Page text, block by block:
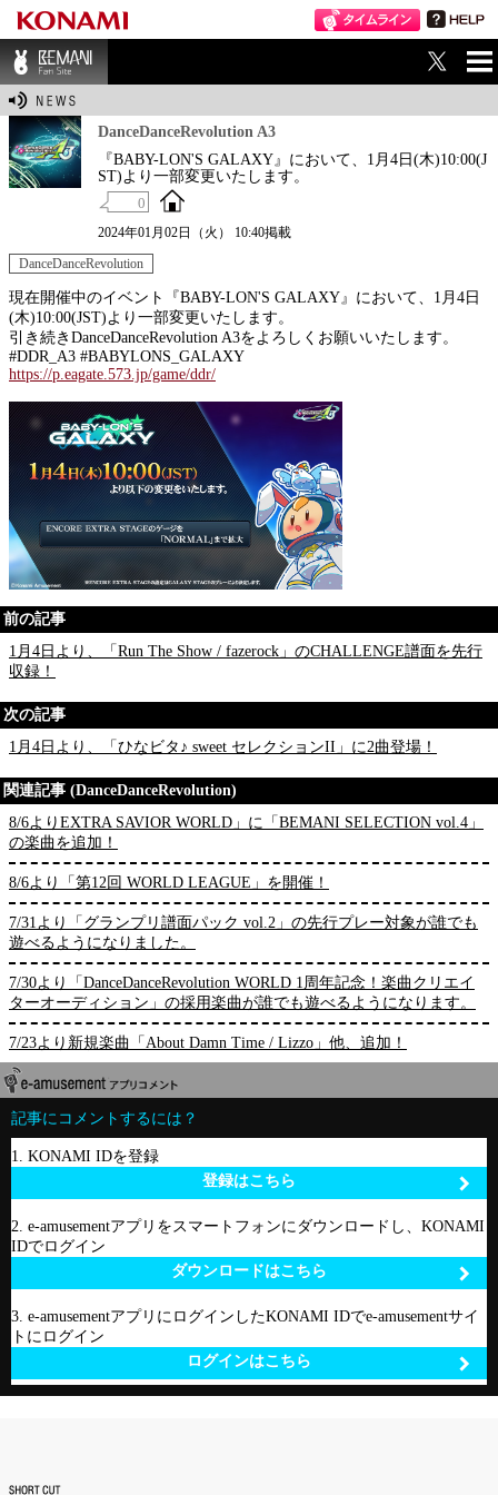
BEMANI Fan Sit
DanceDanceRevolution A3
『BABY-LON'S GALAXY』において、1月4日(木)10:00(J
ST)より一部変更いたします。
0
2024年01月02日（火） 10:40掲載
DanceDanceRevolution
現在開催中のイベント『BABY-LON'S GALAXY』において、1月4日
(木)10:00(JST)より一部変更いたします。
引き続きDanceDanceRevolution A3をよろしくお願いいたします。
#DDR_A3 #BABYLONS_GALAXY
https://p.eagate.573.jp/game/ddr/
前の記事
1月4日より、「Run The Show / fazerock」のCHALLENGE譜面を先行
収録！
次の記事
1月4日より、「ひなビタ♪ sweet セレクションII」に2曲登場！
関連記事 (DanceDanceRevolution)
8/6よりEXTRA SAVIOR WORLD」に「BEMANI SELECTION vol.4」
の楽曲を追加！
8/6より「第12回 WORLD LEAGUE」を開催！
7/31より「グランプリ譜面パック vol.2」の先行プレー対象が誰でも
遊べるようになりました。
7/30より「DanceDanceRevolution WORLD 1周年記念！楽曲クリエイ
ターオーディション」の採用楽曲が誰でも遊べるようになります。
7/23より新規楽曲「About Damn Time / Lizzo」他、追加！
記事にコメントするには？
1. KONAMI IDを登録
登録はこちら
2. e-amusementアプリをスマートフォンにダウンロードし、KONAMI
IDでログイン
ダウンロードはこちら
3. e-amusementアプリにログインしたKONAMI IDでe-amusementサイ
トにログイン
ログインはこちら